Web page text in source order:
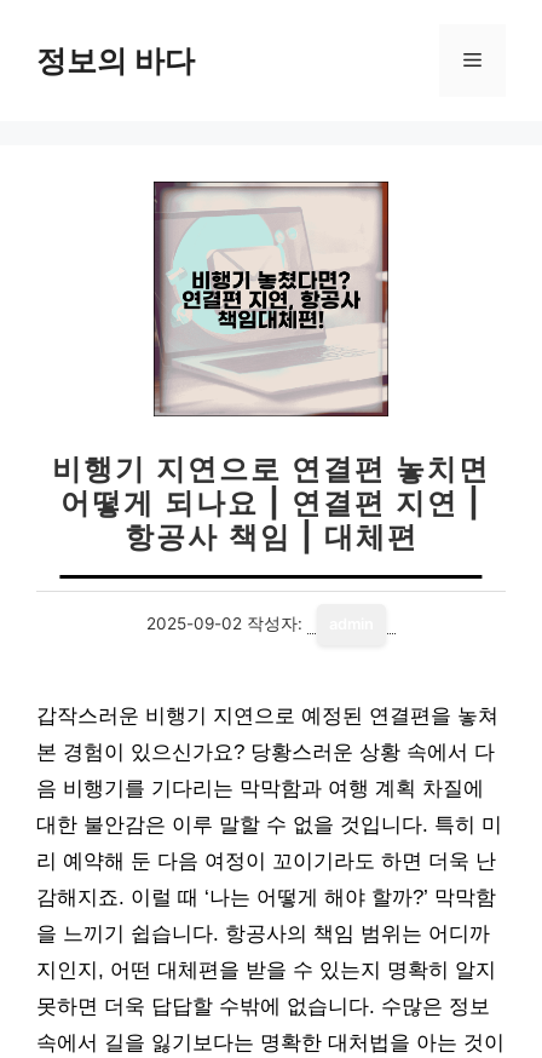
정보의 바다 메
비행기 지연으로 연결편 놓치면
어떻게 되나요 | 연결편 지연 |
항공사 책임 | 대체편
2025-09-02 작성자:
갑작스러운 비행기 지연으로 예정된 연결편을 놓쳐
본 경험이 있으신가요? 당황스러운 상황 속에서 다
음 비행기를 기다리는 막막함과 여행 계획 차질에
대한 불안감은 이루 말할 수 없을 것입니다. 특히 미
리 예약해 둔 다음 여정이 꼬이기라도 하면 더욱 난
감해지죠. 이럴 때 ‘나는 어떻게 해야 할까?’ 막막함
을 느끼기 쉽습니다. 항공사의 책임 범위는 어디까
지인지, 어떤 대체편을 받을 수 있는지 명확히 알지
못하면 더욱 답답할 수밖에 없습니다. 수많은 정보
속에서 길을 잃기보다는 명확한 대처법을 아는 것이